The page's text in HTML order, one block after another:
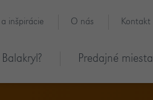
a inšpirácie O nás Kontakt
Predajné miesta